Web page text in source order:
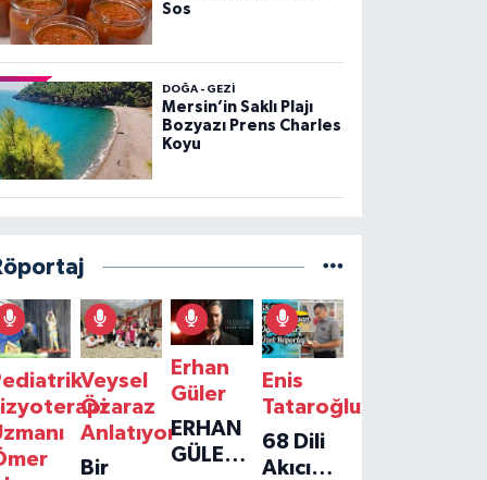
Sos
DOĞA - GEZI
Mersin’in Saklı Plajı
Bozyazı Prens Charles
Koyu
Veysel
Özaraz
Anlatıyor
Bir
Erhan
Güler
ERHAN
GÜLER'IN
Enis
Tataroğlu
68 Dili
Akıcı